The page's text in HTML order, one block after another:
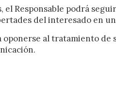
Responsable podrá
del interesado en
al tratamiento de